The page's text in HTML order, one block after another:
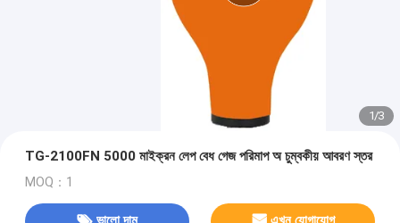
1/3
TG-2100FN 5000 মাইক্রন লেপ বেধ গেজ পরিমাপ অ চুম্বকীয় আবরণ স্তর
MOQ：1